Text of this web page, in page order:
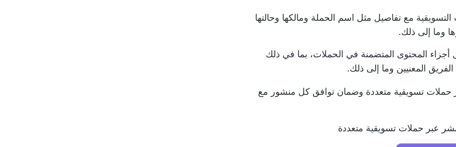
مع تفاصيل مثل اسم الحملة ومالكها وحالتها
وما إلى ذلك.
أجزاء المحتوى المتضمنة في الحملات، بما في ذلك
المعنيين وما إلى ذلك.
حملات تسويقية متعددة وضمان توافق كل منشور مع
عبر حملات تسويقية متعددة